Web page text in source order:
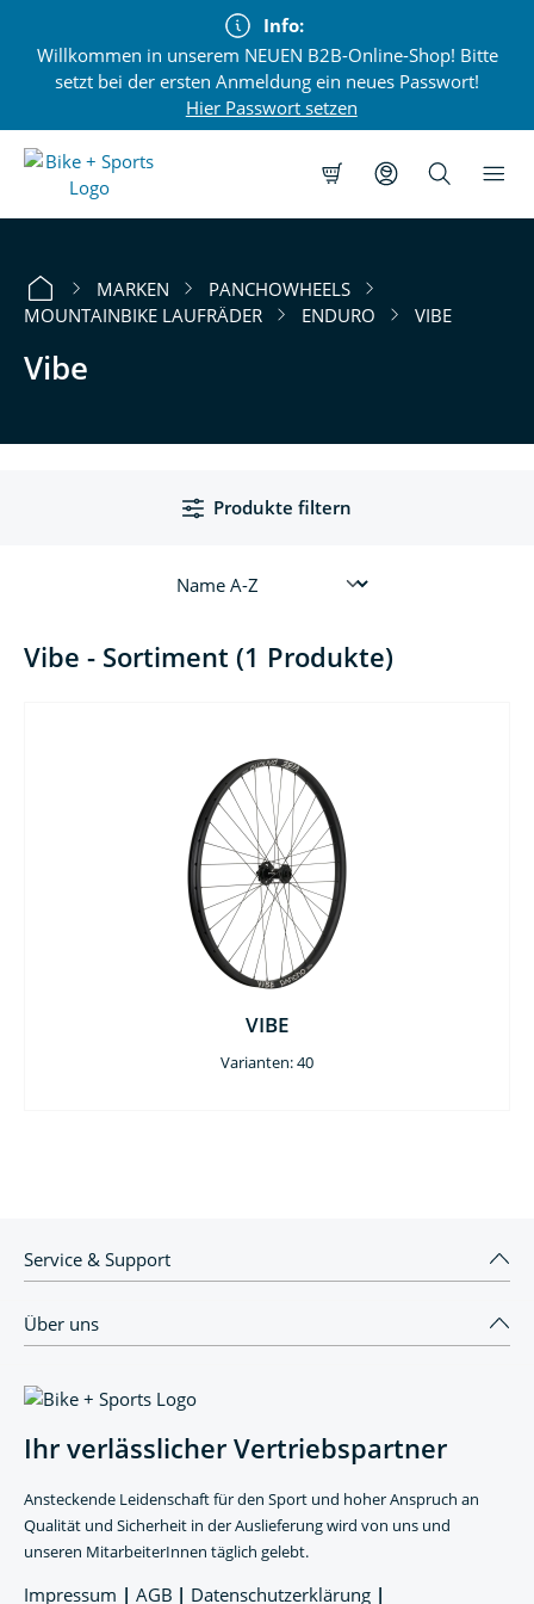
Info:
Willkommen in unserem NEUEN B2B-Online-Shop! Bitte
setzt bei der ersten Anmeldung ein neues Passwort!
Hier Passwort setzen
MARKEN
PANCHOWHEELS
MOUNTAINBIKE LAUFRÄDER
ENDURO VIBE
Vibe
Produkte filtern
Vibe - Sortiment (1 Produkte)
VIBE
Varianten: 40
Service & Support
Über uns
Ihr verlässlicher Vertriebspartner
Ansteckende Leidenschaft für den Sport und hoher Anspruch an
Qualität und Sicherheit in der Auslieferung wird von uns und
unseren MitarbeiterInnen täglich gelebt.
Impressum | AGB | Datenschutzerklärung |